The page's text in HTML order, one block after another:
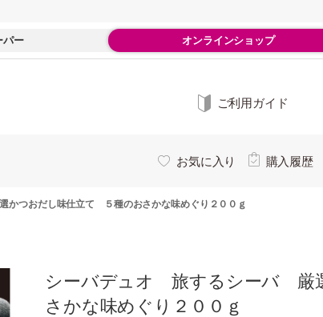
パー オンラインショップ
ご利用ガイド
お気に入り 購入履歴
つおだし味仕立て ５種のおさかな味めぐり２００ｇ
シーバデュオ 旅するシーバ 厳
さかな味めぐり２００ｇ